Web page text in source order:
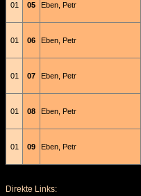
01 05 Eben, Petr
01 06 Eben, Petr
01 07 Eben, Petr
01 08 Eben, Petr
01 09 Eben, Petr
Direkte Links: